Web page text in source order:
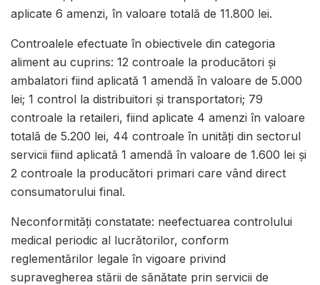
aplicate 6 amenzi, în valoare totală de 11.800 lei.
Controalele efectuate în obiectivele din categoria
aliment au cuprins: 12 controale la producători și
ambalatori fiind aplicată 1 amendă în valoare de 5.000
lei; 1 control la distribuitori și transportatori; 79
controale la retaileri, fiind aplicate 4 amenzi în valoare
totală de 5.200 lei, 44 controale în unităţi din sectorul
servicii fiind aplicată 1 amendă în valoare de 1.600 lei și
2 controale la producători primari care vând direct
consumatorului final.
Neconformități constatate: neefectuarea controlului
medical periodic al lucrătorilor, conform
reglementărilor legale în vigoare privind
supravegherea stării de sănătate prin servicii de